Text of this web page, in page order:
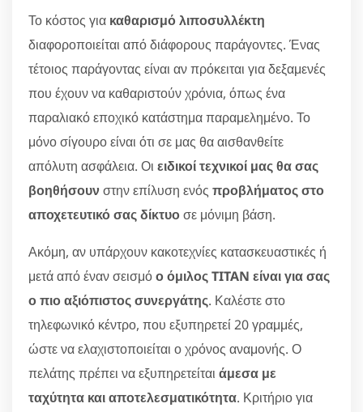
Το κόστος για καθαρισμό λιποσυλλέκτη
διαφοροποιείται από διάφορους παράγοντες. Ένας
τέτοιος παράγοντας είναι αν πρόκειται για δεξαμενές
που έχουν να καθαριστούν χρόνια, όπως ένα
παραλιακό εποχικό κατάστημα παραμελημένο. Το
μόνο σίγουρο είναι ότι σε μας θα αισθανθείτε
απόλυτη ασφάλεια. Οι ειδικοί τεχνικοί μας θα σας
βοηθήσουνστην επίλυση ενός προβλήματος στο
αποχετευτικό σας δίκτυοσε μόνιμη βάση.
Ακόμη, αν υπάρχουν κακοτεχνίες κατασκευαστικές ή
μετά από έναν σεισμόο όμιλος TITAN είναι για σας
ο πιο αξιόπιστος συνεργάτης. Καλέστε στο
τηλεφωνικό κέντρο, που εξυπηρετεί 20 γραμμές,
ώστε να ελαχιστοποιείται ο χρόνος αναμονής. Ο
πελάτης πρέπει να εξυπηρετείται άμεσα με
ταχύτητα και αποτελεσματικότητα. Κριτήριο για